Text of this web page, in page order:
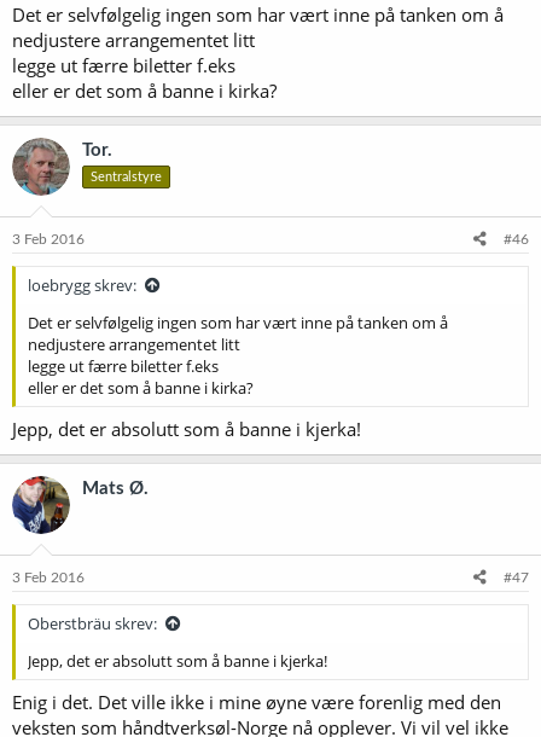
Det er selvfølgelig ingen som har vært inne på tanken om å
nedjustere arrangementet litt
legge ut færre biletter f.eks
eller er det som å banne i kirka?
Tor.
Sentralstyre
3 Feb 2016 #46
loebrygg skrev:
Det er selvfølgelig ingen som har vært inne på tanken om å
nedjustere arrangementet litt
legge ut færre biletter f.eks
eller er det som å banne i kirka?
Jepp, det er absolutt som å banne i kjerka!
Mats Ø.
3 Feb 2016 #47
Oberstbräu skrev:
Jepp, det er absolutt som å banne i kjerka!
Enig i det. Det ville ikke i mine øyne være forenlig med den
veksten som håndtverksøl-Norge nå opplever. Vi vil vel ikke